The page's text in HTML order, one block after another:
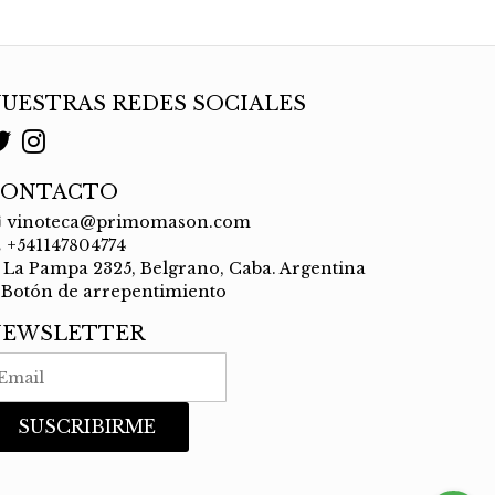
REDES SOCIALES
vinoteca@primomason.com
+541147804774
La Pampa 2325, Belgrano, Caba. Argentina
de arrepentimiento
SUSCRIBIRME